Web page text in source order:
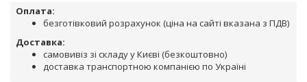
Оплата:
безготівковий розрахунок (ціна на сайті вказана з ПДВ)
Доставка:
самовивіз зі складу у Києві (безкоштовно)
доставка транспортною компанією по Україні